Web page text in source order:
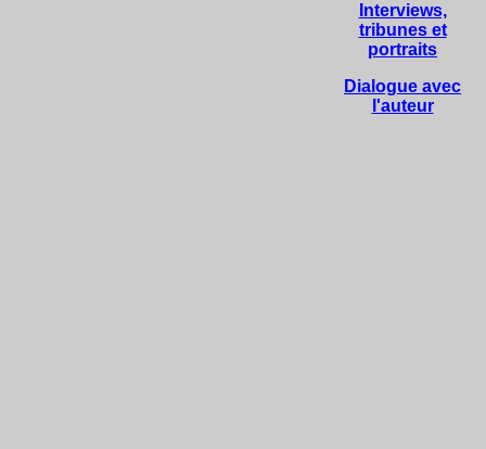
Interviews,
tribunes et
portraits
Dialogue avec
l'auteur